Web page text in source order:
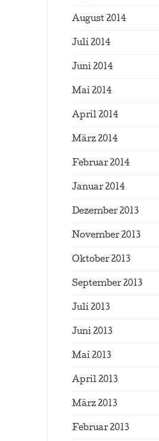
August 2014
Juli 2014
Juni 2014
Mai 2014
April 2014
März 2014
Februar 2014
Januar 2014
Dezember 2013
November 2013
Oktober 2013
September 2013
Juli 2013
Juni 2013
Mai 2013
April 2013
März 2013
Februar 2013